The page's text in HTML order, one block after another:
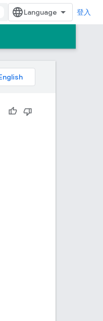
登入